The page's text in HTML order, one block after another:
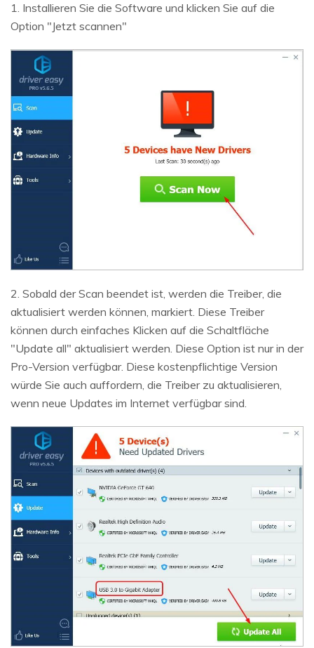
1. Installieren Sie die Software und klicken Sie auf die
Option "Jetzt scannen"
2. Sobald der Scan beendet ist, werden die Treiber, die
aktualisiert werden können, markiert. Diese Treiber
können durch einfaches Klicken auf die Schaltfläche
"Update all" aktualisiert werden. Diese Option ist nur in der
Pro-Version verfügbar. Diese kostenpflichtige Version
würde Sie auch auffordern, die Treiber zu aktualisieren,
wenn neue Updates im Internet verfügbar sind.